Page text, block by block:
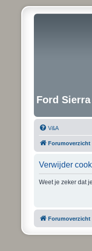
Ford
V&A
Forumoverzicht
Verwijder
Weet je zeker dat
Forumoverzicht